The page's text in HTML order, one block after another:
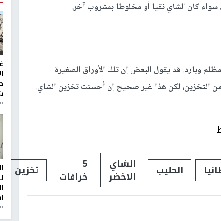
كان الشاي نقيا أو مخلوطا بمشروب آخر.
وبارد. قد يقول البعض إن تلك الأوراق الصغيرة
الحليب الشاي
الاخضر
5
خرافات تخزين